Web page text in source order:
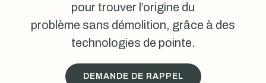
pour trouver l’origine du
problème sans démolition, grâce à des
technologies de pointe.
DEMANDE DE RAPPEL